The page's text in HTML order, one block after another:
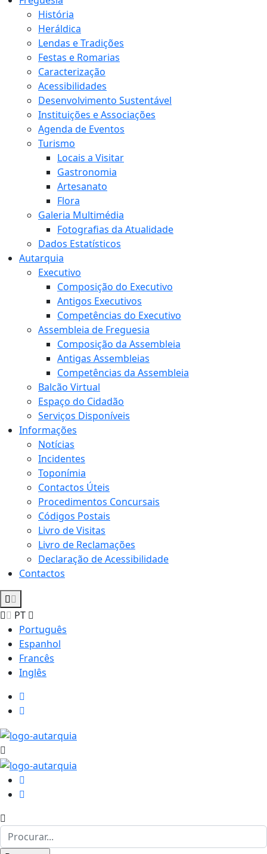
História
Heráldica
Lendas e Tradições
Festas e Romarias
Caracterização
Acessibilidades
Desenvolvimento Sustentável
Instituições e Associações
Agenda de Eventos
Turismo
Locais a Visitar
Gastronomia
Artesanato
Flora
Galeria Multimédia
Fotografias da Atualidade
Dados Estatísticos
Autarquia
Executivo
Composição do Executivo
Antigos Executivos
Competências do Executivo
Assembleia de Freguesia
Composição da Assembleia
Antigas Assembleias
Competências da Assembleia
Balcão Virtual
Espaço do Cidadão
Serviços Disponíveis
Informações
Notícias
Incidentes
Toponímia
Contactos Úteis
Procedimentos Concursais
Códigos Postais
Livro de Visitas
Livro de Reclamações
Declaração de Acessibilidade
Contactos
PT
Português
Espanhol
Francês
Inglês